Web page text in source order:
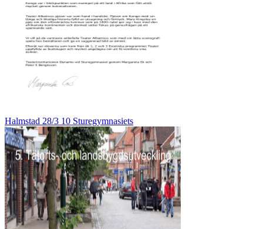
Halmstad 28/3 10 Sturegymnasiets